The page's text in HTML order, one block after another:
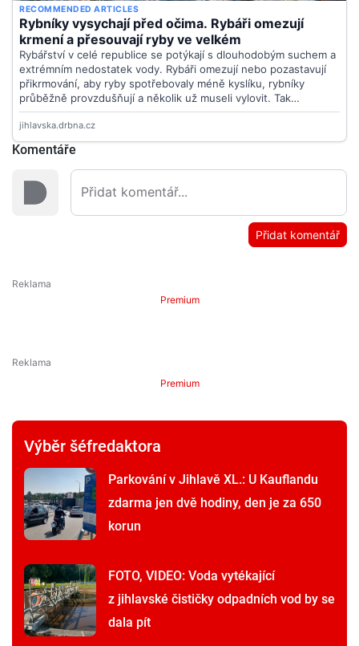
Komentáře
Přidat komentář
Premium
Premium
Výběr šéfredaktora
Parkování v Jihlavě XL.: U Kauflandu
zdarma jen dvě hodiny, den je za 650
korun
FOTO, VIDEO: Voda vytékající
z jihlavské čističky odpadních vod by se
dala pít